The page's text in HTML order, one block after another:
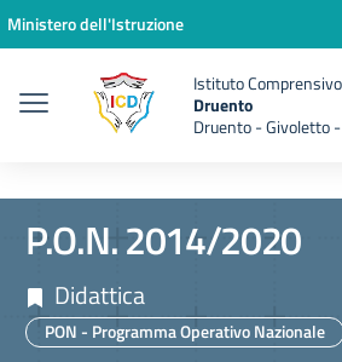
Vai ai contenuti
Vai al menu di navigazione
Vai al footer
Ministero dell'Istruzione
Istituto Comprensivo
Druento
Druento - Givoletto -
P.O.N. 2014/2020
Didattica
PON - Programma Operativo Nazionale